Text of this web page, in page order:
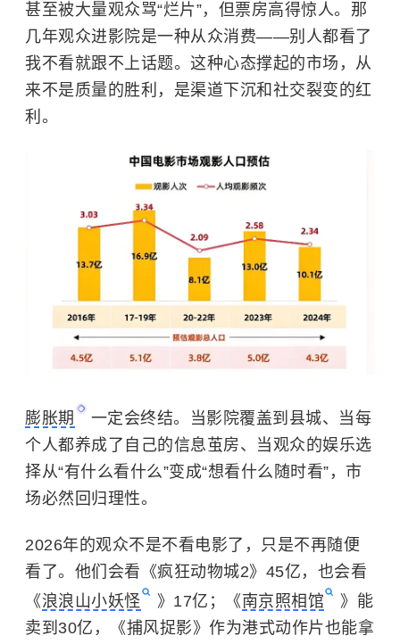
甚至被大量观众骂“烂片”，但票房高得惊人。那
几年观众进影院是一种从众消费——别人都看了
我不看就跟不上话题。这种心态撑起的市场，从
来不是质量的胜利，是渠道下沉和社交裂变的红
利。
膨胀期
一定会终结。当影院覆盖到县城、当每
个人都养成了自己的信息茧房、当观众的娱乐选
择从“有什么看什么”变成“想看什么随时看”，市
场必然回归理性。
2026年的观众不是不看电影了，只是不再随便
看了。他们会看《疯狂动物城2》45亿，也会看
《浪浪山小妖怪 》17亿；《南京照相馆
》能
卖到30亿，《捕风捉影》作为港式动作片也能拿